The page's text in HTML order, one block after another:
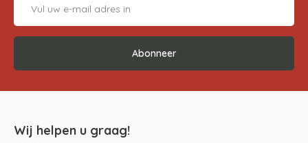
Abonneer
Wij helpen u graag!